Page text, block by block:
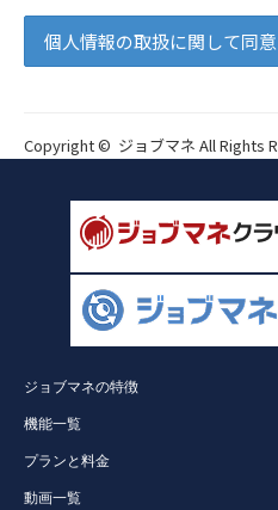
ジョブマネの特徴
機能一覧
プランと料金
動画一覧